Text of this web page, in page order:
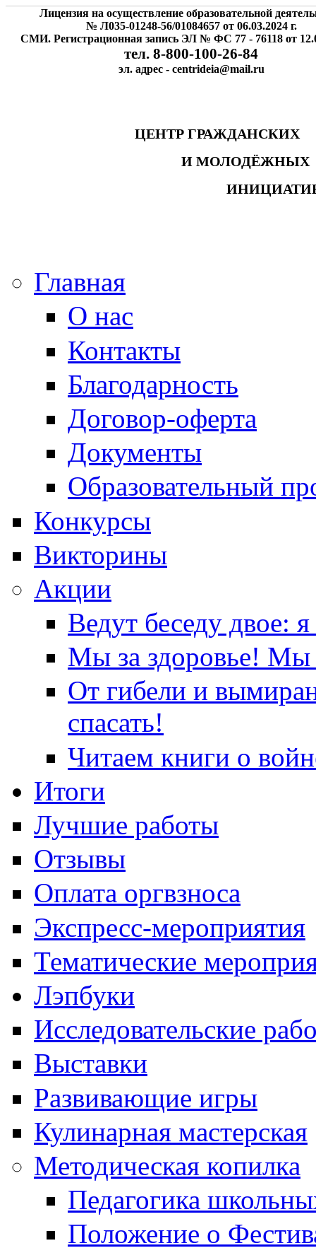
Лицензия на осуществление образовательной
№ Л035-01248-56/01084657 от 06.03.2024 г.
СМИ. Регистрационная запись ЭЛ № ФС 77 - 76118 от
тел. 8-800-100-26-84
эл. адрес - centrideia@mail.ru
ЦЕНТР
И
Главная
О нас
Контакты
Благодарность
Договор-оферта
Документы
Образовательный
Конкурсы
Викторины
Акции
Ведут беседу двое:
Мы за здоровье! Мы
От гибели и
спасать!
Читаем книги о
Итоги
Лучшие работы
Отзывы
Оплата оргвзноса
Экспресс-мероприятия
Тематические
Лэпбуки
Исследовательские
Выставки
Развивающие игры
Кулинарная мастерская
Методическая копилка
Педагогика
Положение о